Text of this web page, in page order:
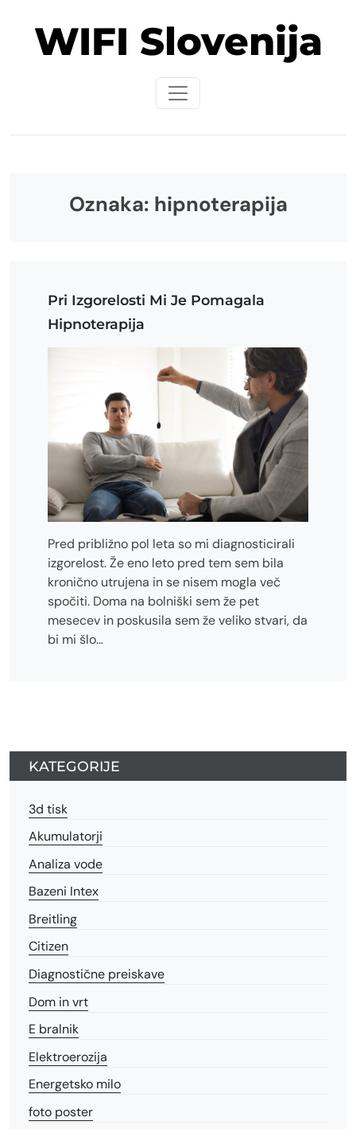
contentWIFI Slovenija
Oznaka: hipnoterapija
Pri Izgorelosti Mi Je Pomagala
Hipnoterapija
Pred približno pol leta so mi diagnosticirali
izgorelost. Že eno leto pred tem sem bila
kronično utrujena in se nisem mogla več
spočiti. Doma na bolniški sem že pet
mesecev in poskusila sem že veliko stvari, da
bi mi šlo…
KATEGORIJE
3d tisk
Akumulatorji
Analiza vode
Bazeni Intex
Breitling
Citizen
Diagnostične preiskave
Dom in vrt
E bralnik
Elektroerozija
Energetsko milo
foto poster